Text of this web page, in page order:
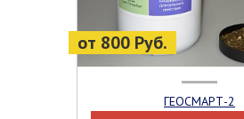
от 800 Руб.
ГЕОСМАРТ-2